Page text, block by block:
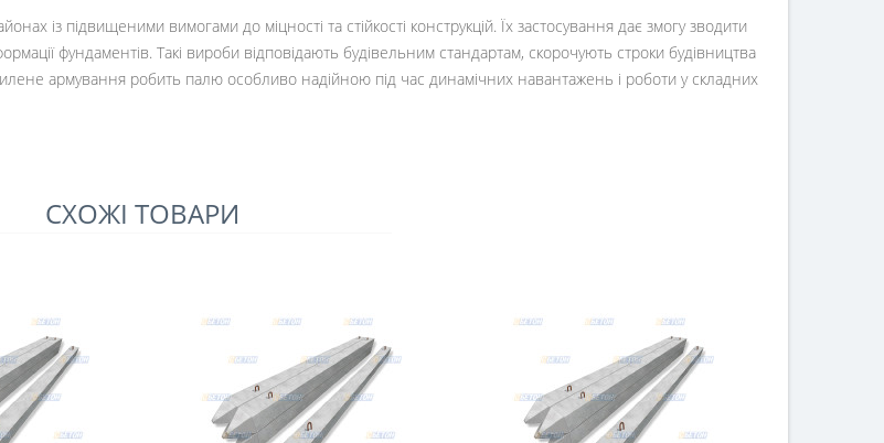
із підвищеними вимогами до міцності та стійкості конструкцій. Їх застосування дає змогу зводити
фундаментів. Такі вироби відповідають будівельним стандартам, скорочують строки будівництва
армування робить палю особливо надійною під час динамічних навантажень і роботи у складних
СХОЖІ ТОВАРИ